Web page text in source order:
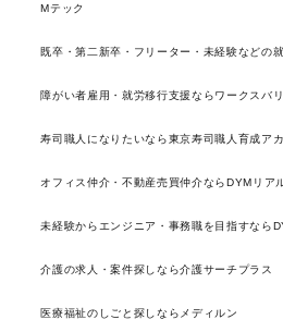
Mテック
既卒・第二新卒・フリーター・未経験などの
障がい者雇用・就労移行支援ならワークスバ
寿司職人になりたいなら東京寿司職人育成ア
オフィス仲介・不動産売買仲介ならDYMリア
未経験からエンジニア・事務職を目指すなら
介護の求人・案件探しなら介護サーチプラス
医療福祉のしごと探しならメディルン